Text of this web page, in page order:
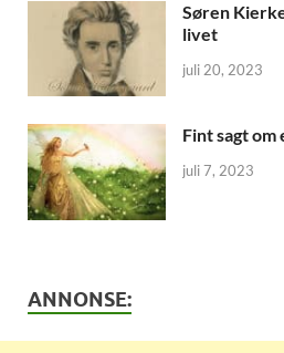
Søren
livet
juli 20, 2023
Fint sagt om
juli 7, 2023
ANNONSE: